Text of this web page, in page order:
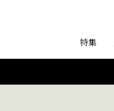
特集